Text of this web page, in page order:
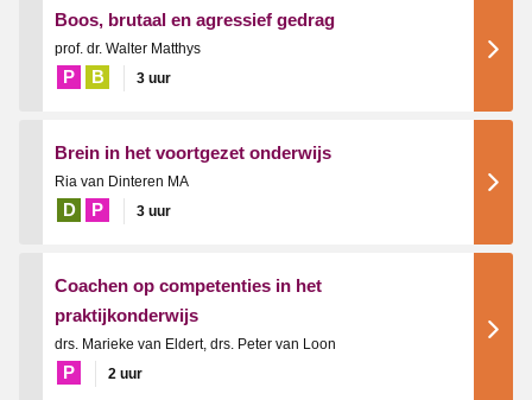
Boos, brutaal en agressief gedrag
prof. dr. Walter Matthys
P B 3 uur
Brein in het voortgezet onderwijs
Ria van Dinteren MA
D P 3 uur
Coachen op competenties in het
praktijkonderwijs
drs. Marieke van Eldert, drs. Peter van Loon
P 2 uur